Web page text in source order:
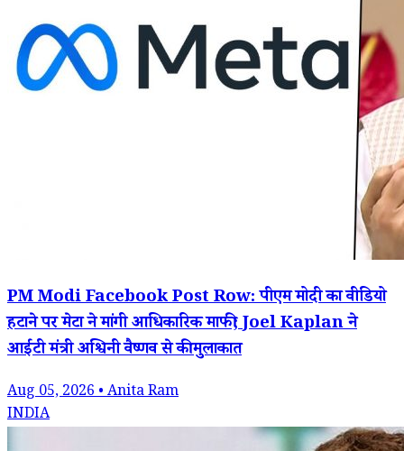
PM Modi Facebook Post Row: पीएम मोदी का वीडियो
हटाने पर मेटा ने मांगी आधिकारिक माफी; Joel Kaplan ने
आईटी मंत्री अश्विनी वैष्णव से की मुलाकात
Aug 05, 2026 • Anita Ram
INDIA